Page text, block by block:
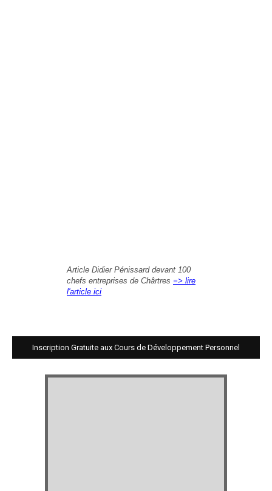
Article Didier Pénissard devant 100
chefs entreprises de Chârtres => lire
l'article ici
Inscription Gratuite aux Cours de Développement Personnel